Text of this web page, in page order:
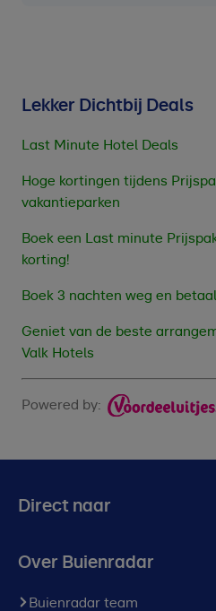
Lekker Dichtbij Deals
Last Minute Hotel Deals
Hoge kortingen tijdens
vakantieparken
Boek een Last minute
korting!
Boek 3 nachten weg en
Geniet van de beste
Valk Hotels
Powered by:
Direct naar
Over Buienradar
Buienradar team